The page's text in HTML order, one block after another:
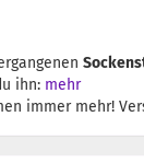
ihn: mehr
immer mehr!